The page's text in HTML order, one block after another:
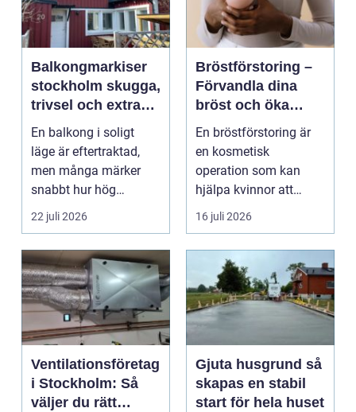
Balkongmarkiser
stockholm skugga,
trivsel och extra
rum utomhus
En balkong i soligt
läge är eftertraktad,
men många märker
snabbt hur hög
värmen kan bli under
22 juli 2026
Bröstförstoring –
Förvandla dina
bröst och öka
självförtroendet
En bröstförstoring är
en kosmetisk
operation som kan
hjälpa kvinnor att
uppn&ari...
16 juli 2026
Ventilationsföretag
i Stockholm: Så
väljer du rätt
Gjuta husgrund så
skapas en stabil
start för hela huset